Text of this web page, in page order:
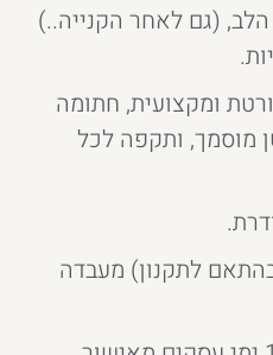
(גם לאחר הקנייה..)
ומקצועית, חתומה
מוסמך, ותקפה לכל
לתקנון) מעבדה